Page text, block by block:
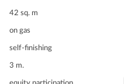
42 sq. m
on gas
self-finishing
3 m.